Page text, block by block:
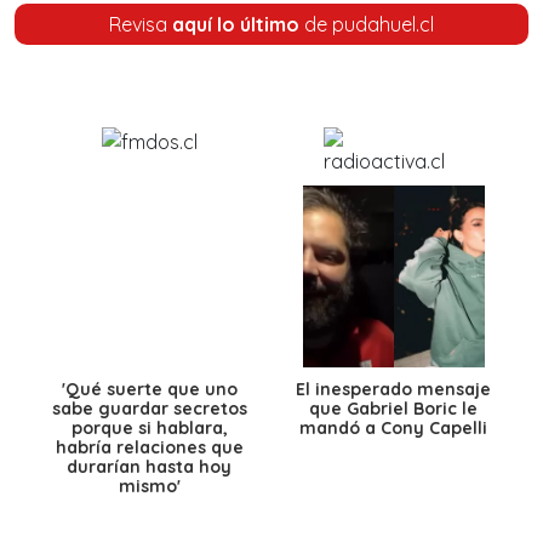
Revisa aquí lo último de pudahuel.cl
'Qué suerte que uno
sabe guardar secretos
porque si hablara,
habría relaciones que
durarían hasta hoy
mismo'
El inesperado mensaje
que Gabriel Boric le
mandó a Cony Capelli